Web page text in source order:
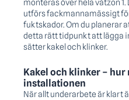
monteras över hela våtzon
utförs fackmannamässigt
fuktskador. Om du planerar
detta rätt tidpunkt att lägga
sätter kakel och klinker.
Kakel och klinker – hur
installationen
När allt underarbete är klart